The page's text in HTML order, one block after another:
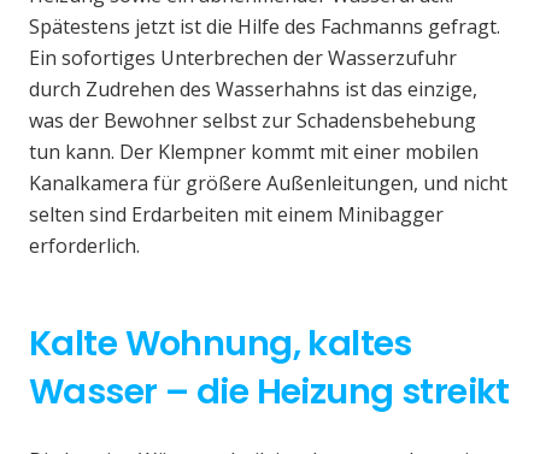
Spätestens jetzt ist die Hilfe des Fachmanns gefragt.
Ein sofortiges Unterbrechen der Wasserzufuhr
durch Zudrehen des Wasserhahns ist das einzige,
was der Bewohner selbst zur Schadensbehebung
tun kann. Der Klempner kommt mit einer mobilen
Kanalkamera für größere Außenleitungen, und nicht
selten sind Erdarbeiten mit einem Minibagger
erforderlich.
Kalte Wohnung, kaltes
Wasser – die Heizung streikt